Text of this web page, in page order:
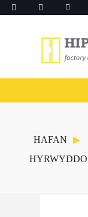
HAFAN
HYRWYDDO